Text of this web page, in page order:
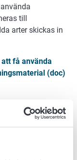
till
arter skickas in
få använda
(doc)
av ekotillsynen.